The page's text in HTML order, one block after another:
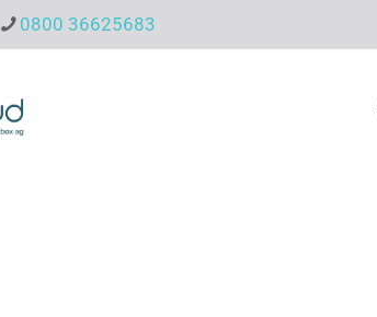
0800 36625683